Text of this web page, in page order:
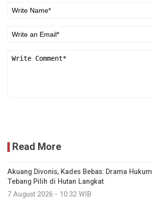
Read More
Akuang Divonis, Kades Bebas: Drama Hukum
Tebang Pilih di Hutan Langkat
7 August 2026 - 10:32 WIB